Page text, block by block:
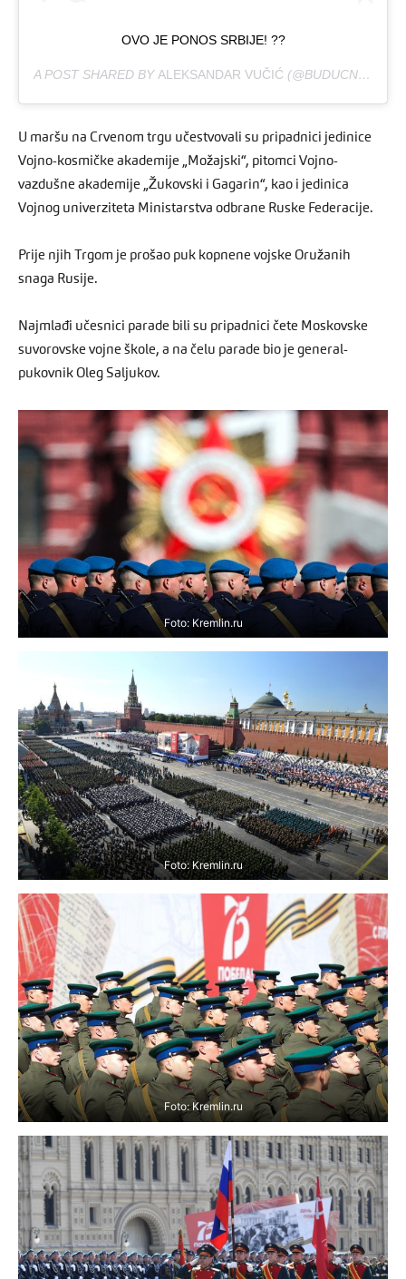
OVO JE PONOS SRBIJE! ??
A POST SHARED BY ALEKSANDAR VUČIĆ (@BUDUCNOSTSRBIJEAV) ON
U maršu na Crvenom trgu učestvovali su pripadnici jedinice
Vojno-kosmičke akademije „Možajski“, pitomci Vojno-
vazdušne akademije „Žukovski i Gagarin“, kao i jedinica
Vojnog univerziteta Ministarstva odbrane Ruske Federacije.
Prije njih Trgom je prošao puk kopnene vojske Oružanih
snaga Rusije.
Najmlađi učesnici parade bili su pripadnici čete Moskovske
suvorovske vojne škole, a na čelu parade bio je general-
pukovnik Oleg Saljukov.
Foto: Kremlin.ru
Foto: Kremlin.ru
Foto: Kremlin.ru